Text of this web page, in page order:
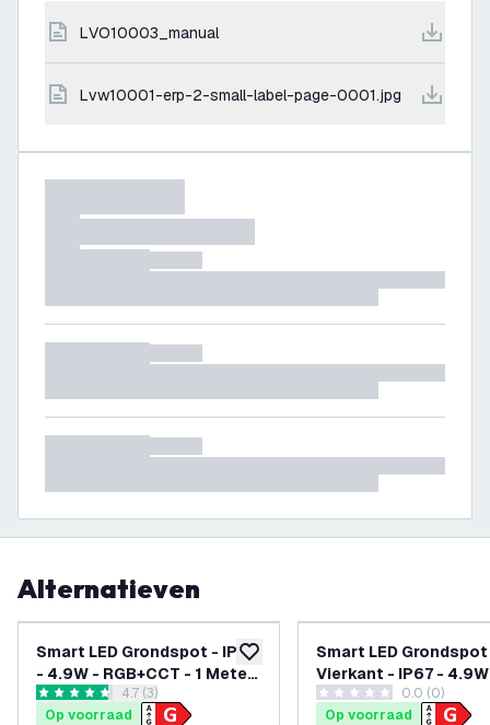
LVO10003_manual
lvw10001-erp-2-small-label-page-0001.jpg
Alternatieven
toevoegen aan verlanglijst
Smart LED Grondspot - IP67
- 4.9W - RGB+CCT - 1 Meter
Kabel - Zwartreviews drawer openen
4.7 score sterren4.7 (3)
Op voorraad
Smart LED Grondspot
Vierkant - IP67 -
RGB+CCT - 1 Meter
0 score sterren0.0 (0)
Op voorraad